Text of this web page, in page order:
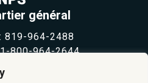
général
819-964-2488
1-800-964-2644
PRÉVENTION